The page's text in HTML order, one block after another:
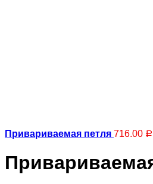
Привариваемая петля 716.00 Р